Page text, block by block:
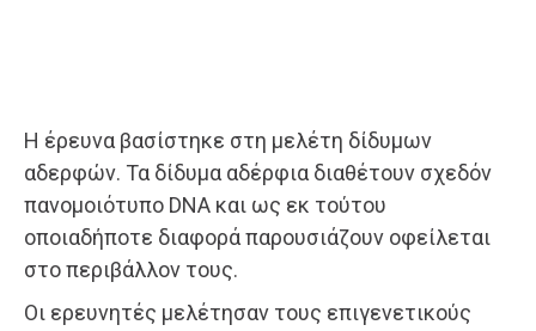
Η έρευνα βασίστηκε στη μελέτη δίδυμων
αδερφών. Τα δίδυμα αδέρφια διαθέτουν σχεδόν
πανομοιότυπο DNA και ως εκ τούτου
οποιαδήποτε διαφορά παρουσιάζουν οφείλεται
στο περιβάλλον τους.
Οι ερευνητές μελέτησαν τους επιγενετικούς